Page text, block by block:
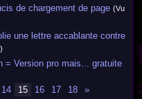
de chargement de page (Vu
une lettre accablante contre
= Version pro mais... gratuite
14 15 16 17 18 »